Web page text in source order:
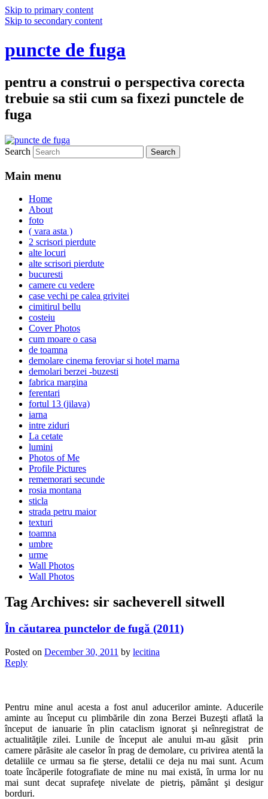
Skip to primary content
Skip to secondary content
puncte de fuga
pentru a construi o perspectiva corecta
trebuie sa stii cum sa fixezi punctele de
fuga
Search
Main menu
Home
About
foto
( vara asta )
2 scrisori pierdute
alte locuri
alte scrisori pierdute
bucuresti
camere cu vedere
case vechi pe calea grivitei
cimitirul bellu
costeiu
Cover Photos
cum moare o casa
de toamna
demolare cinema feroviar si hotel marna
demolari berzei -buzesti
fabrica margina
ferentari
fortul 13 (jilava)
iarna
intre ziduri
La cetate
lumini
Photos of Me
Profile Pictures
rememorari secunde
rosia montana
sticla
strada petru maior
texturi
toamna
umbre
urme
Wall Photos
Wall Photos
Tag Archives: sir sacheverell sitwell
În căutarea punctelor de fugă (2011)
Posted on December 30, 2011 by lecitina
Reply
Pentru mine anul acesta a fost anul aducerilor aminte. Aducerile
aminte au început cu plimbările din zona Berzei Buzeşti aflată la
început de ianuarie în plin cataclism ignorat şi neînregistrat de
actualităţile zilei. Lunile de început ale anului m-au găsit prin
camere părăsite ale caselor în prag de demolare, cu privirea atentă la
detaliile ce urmau sa fie şterse, detalii ce deja nu mai sunt. Acum
toate încăperile fotografiate de mine nu mai există, în urma lor nu
mai sunt decat suprafeţe nivelate de pietriş, pământ şi desigur
borduri.